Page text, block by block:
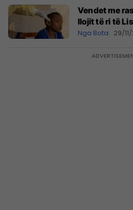
Vendet me
llojit të ri të
Nga Bota 29/